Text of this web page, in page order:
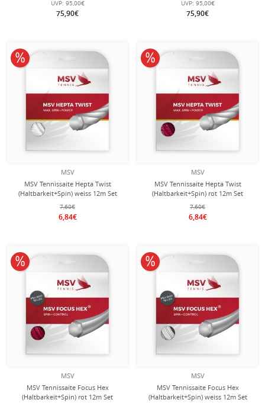
UVP: 95,00€
75,90€
UVP: 95,00€
75,90€
MSV
MSV Tennissaite Hepta Twist
(Haltbarkeit+Spin) weiss 12m Set
7,60€
6,84€
10% reduziert
MSV
MSV Tennissaite Hepta Twist
(Haltbarkeit+Spin) rot 12m Set
7,60€
6,84€
10% reduziert
MSV
MSV Tennissaite Focus Hex
(Haltbarkeit+Spin) rot 12m Set
10% reduziert
MSV
MSV Tennissaite Focus Hex
(Haltbarkeit+Spin) weiss 12m Set
10% reduziert